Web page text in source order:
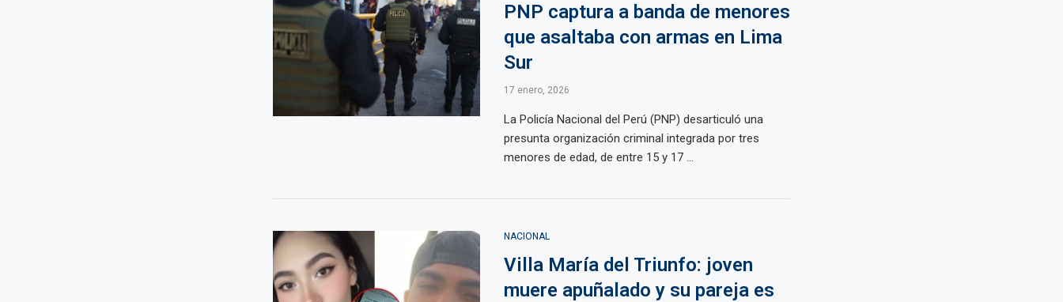
PNP captura a banda de menores
que asaltaba con armas en Lima
Sur
17 enero, 2026
La Policía Nacional del Perú (PNP) desarticuló una
presunta organización criminal integrada por tres
menores de edad, de entre 15 y 17 ...
NACIONAL
Villa María del Triunfo: joven
muere apuñalado y su pareja es